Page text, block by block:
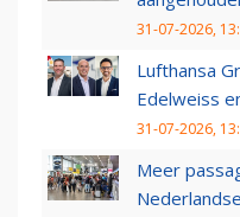
31-07-2026,
Lufthansa
Edelweiss
31-07-2026,
Meer